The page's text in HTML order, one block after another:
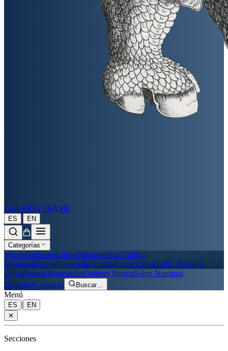
GALERÍA FRAME
ES | EN
Categorías
MapasGrabadosLibrosDibujosObra Gráfica
ModernaPostersFotografía AntiguaObra Enmarcada - Regalos
GoyaPiranesiNovedadesQuiénes SomosSobre Nuestros
GrabadosContacto Buscar…
Menú
ES |
EN
✕
Secciones